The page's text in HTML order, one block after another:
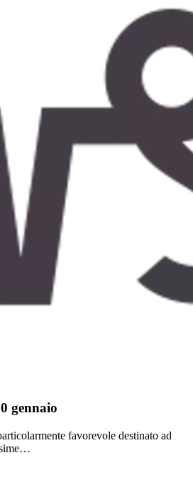
gennaio
favorevole destinato ad